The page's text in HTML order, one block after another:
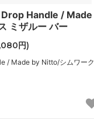
Handle / Made
ミザルー バー
円)
/ Made by Nitto/シムワーク